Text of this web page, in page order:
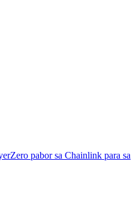
erZero pabor sa Chainlink para sa